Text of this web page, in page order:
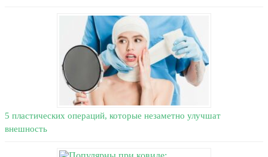
5 пластических операций, которые незаметно улучшат
внешность